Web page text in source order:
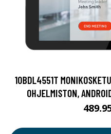
10BDL4551T
OHJELMISTON,